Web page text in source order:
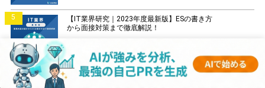
5
【IT業界研究｜2023年度最新版】ESの書き方
から面接対策まで徹底解説！